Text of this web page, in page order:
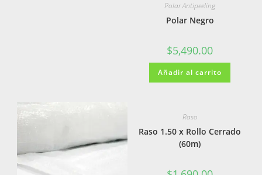
Polar Antipeeling
Polar Negro
$5,490.00
Añadir al carrito
Raso
Raso 1.50 x Rollo Cerrado
(60m)